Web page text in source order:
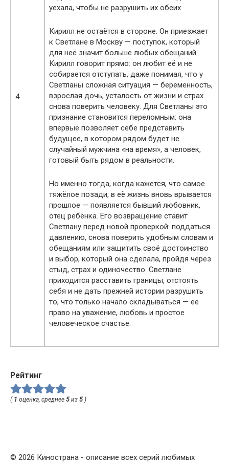
4
уехала, чтобы не разрушить их обеих.
Кирилл не остаётся в стороне. Он приезжает
к Светлане в Москву — поступок, который
для неё значит больше любых обещаний.
Кирилл говорит прямо: он любит её и не
собирается отступать, даже понимая, что у
Светланы сложная ситуация — беременность,
взрослая дочь, усталость от жизни и страх
снова поверить человеку. Для Светланы это
признание становится переломным: она
впервые позволяет себе представить
будущее, в котором рядом будет не
случайный мужчина «на время», а человек,
готовый быть рядом в реальности.
Но именно тогда, когда кажется, что самое
тяжёлое позади, в её жизнь вновь врывается
прошлое — появляется бывший любовник,
отец ребёнка. Его возвращение ставит
Светлану перед новой проверкой: поддаться
давлению, снова поверить удобным словам и
обещаниям или защитить своё достоинство
и выбор, который она сделала, пройдя через
стыд, страх и одиночество. Светлане
приходится расставить границы, отстоять
себя и не дать прежней истории разрушить
то, что только начало складываться — её
право на уважение, любовь и простое
человеческое счастье.
Рейтинг
( 1 оценка, среднее 5 из 5 )
© 2026 Кинострана - описание всех серий любимых